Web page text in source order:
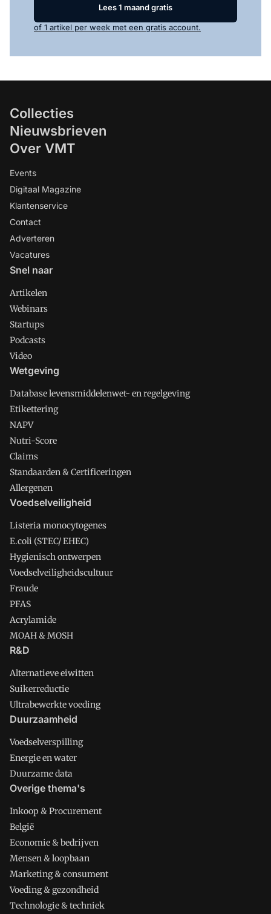
Lees 1 maand gratis
of 1 artikel per week met een gratis account.
Collecties
Nieuwsbrieven
Over VMT
Events
Digitaal Magazine
Klantenservice
Contact
Adverteren
Vacatures
Snel naar
Artikelen
Webinars
Startups
Podcasts
Video
Wetgeving
Database levensmiddelenwet- en regelgeving
Etikettering
NAPV
Nutri-Score
Claims
Standaarden & Certificeringen
Allergenen
Voedselveiligheid
Listeria monocytogenes
E.coli (STEC/ EHEC)
Hygienisch ontwerpen
Voedselveiligheidscultuur
Fraude
PFAS
Acrylamide
MOAH & MOSH
R&D
Alternatieve eiwitten
Suikerreductie
Ultrabewerkte voeding
Duurzaamheid
Voedselverspilling
Energie en water
Duurzame data
Overige thema's
Inkoop & Procurement
België
Economie & bedrijven
Mensen & loopbaan
Marketing & consument
Voeding & gezondheid
Technologie & techniek